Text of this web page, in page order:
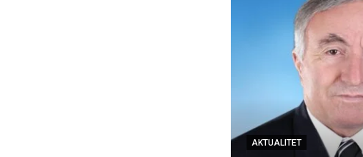
AKTUALITET